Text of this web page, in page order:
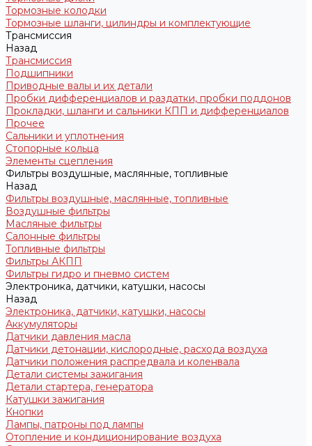
Тормозные колодки
Тормозные шланги, цилиндры и комплектующие
Трансмиссия
Назад
Трансмиссия
Подшипники
Приводные валы и их детали
Пробки дифференциалов и раздатки, пробки поддонов
Прокладки, шланги и сальники КПП и дифференциалов
Прочее
Сальники и уплотнения
Стопорные кольца
Элементы сцепления
Фильтры воздушные, маслянные, топливные
Назад
Фильтры воздушные, маслянные, топливные
Воздушные фильтры
Масляные фильтры
Салонные фильтры
Топливные фильтры
Фильтры АКПП
Фильтры гидро и пневмо систем
Электроника, датчики, катушки, насосы
Назад
Электроника, датчики, катушки, насосы
Аккумуляторы
Датчики давления масла
Датчики детонации, кислородные, расхода воздуха
Датчики положения распредвала и коленвала
Детали системы зажигания
Детали стартера, генератора
Катушки зажигания
Кнопки
Лампы, патроны под лампы
Отопление и кондиционирование воздуха